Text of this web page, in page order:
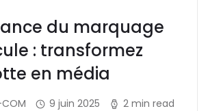
du marquage
: transformez
en média
COM 9 juin 2025 2 min read